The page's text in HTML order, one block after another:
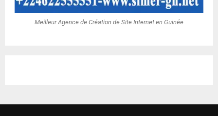
Meilleur Agence de Création de Site Internet en Guinée